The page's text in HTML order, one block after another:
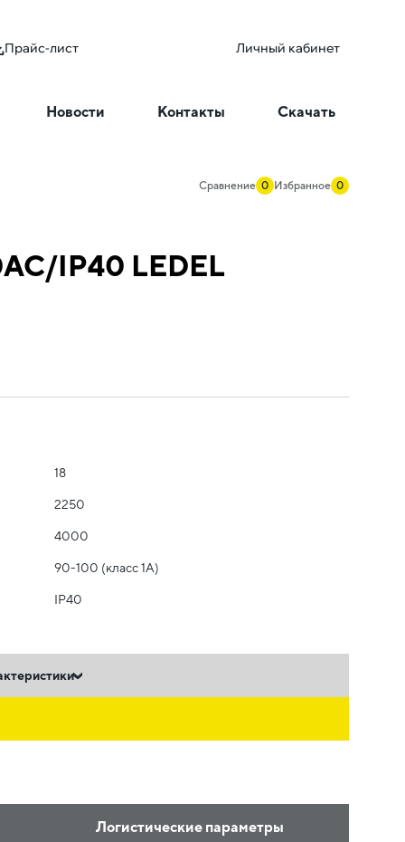
Прайс-лист Личный кабинет
Новости Контакты Скачать
Сравнение 0 Избранное 0
IP40 LEDEL
18
2250
4000
90-100 (класс 1A)
IP40
Логистические параметры